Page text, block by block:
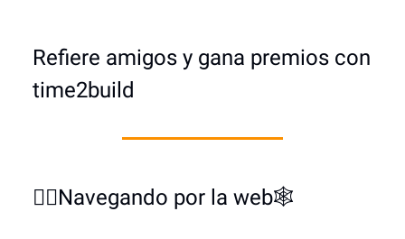
Refiere amigos y gana premios con
time2build
🏄‍♂️Navegando por la web🕸️